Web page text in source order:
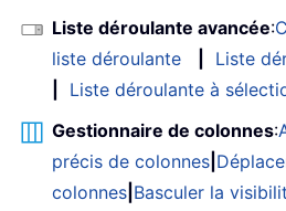
Liste déroulante avancée:
liste déroulante
Liste
Liste déroulante à
Gestionnaire de colonnes:
précis de colonnes
colonnes Basculer la